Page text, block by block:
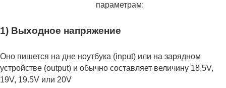
параметрам:
1) Выходное напряжение
Оно пишется на дне ноутбука (input) или на зарядном
устройстве (output) и обычно составляет величину 18,5V,
19V, 19.5V или 20V